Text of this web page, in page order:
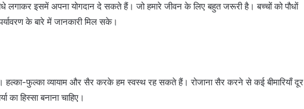
इसमें अपना योगदान दे सकते हैं। जो हमारे जीवन के लिए बहुत जरूरी है। बच्चों को पौधों
के बारे में जानकारी मिल सके।
हल्का-फुल्का व्यायाम और सैर करके हम स्वस्थ रह सकते हैं। रोजाना सैर करने से कई बीमारियाँ दूर
का हिस्सा बनाना चाहिए।